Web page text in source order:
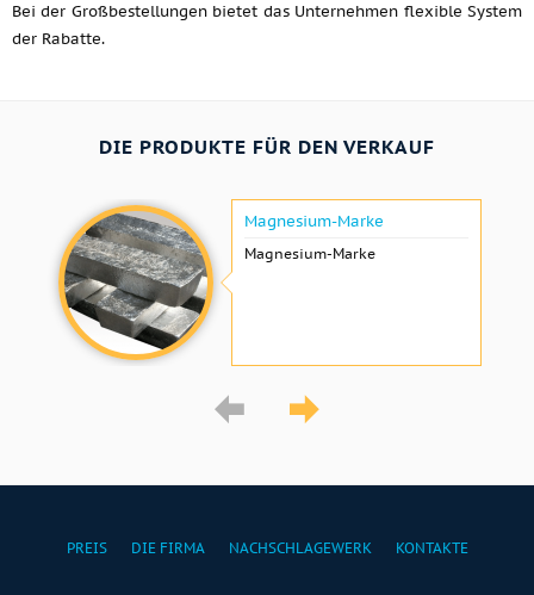
Bei der Großbestellungen bietet das Unternehmen flexible System
der Rabatte.
DIE PRODUKTE FÜR DEN VERKAUF
Magnesium-Marke
Magnesium-Marke
PREIS DIE FIRMA NACHSCHLAGEWERK KONTAKTE